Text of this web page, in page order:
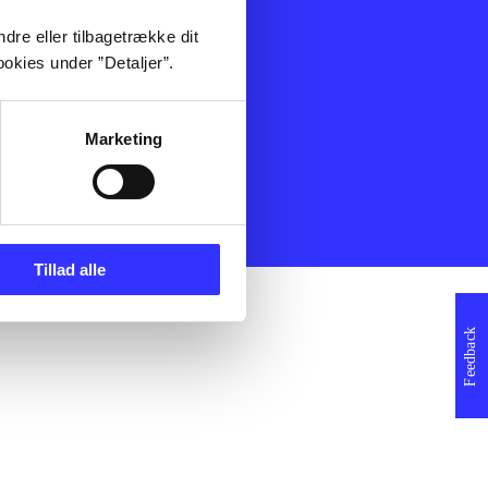
eller tilbagetrække dit
under ”Detaljer”.
Marketing
Tillad alle
Feedback
Film
Musik